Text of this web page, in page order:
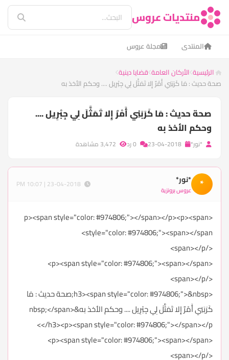
منتديات عروس
المنتدى مجلة عروس
الرئيسية الأركان العامة قضايا دينية
صحة حديث : مَا كَرَبَنِي أَمْرٌ إِلا تَمَثَّلَ لِي جِبْرِيل .... وحكم الأخذ به
صحة حديث : مَا كَرَبَنِي أَمْرٌ إِلا تَمَثَّلَ لِي جِبْرِيل ....
وحكم الأخذ به
*نور*
* *نور*
عروس برونزية
<p><span style="color: #974806;"></span></p><p><span
style="color: #974806;"><span></span>
</span></p>
<p><span style="color: #974806;"><span></span>
</span></p>
<h3><span style="color: #974806;">&nbsp;صحة حديث : مَا
كَرَبَنِي أَمْرٌ إِلا تَمَثَّلَ لِي جِبْرِيل .... وحكم الأخذ به&nbsp;</span>
</h3><p><span style="color: #974806;"></span></p>
<p><span style="color: #974806;"><span></span>
</span></p>